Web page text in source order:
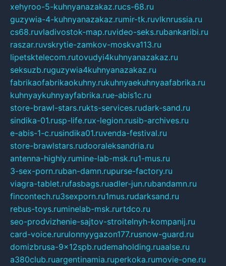
xehyroo-5-kuhnyanazakaz.rucs-68.ru
guzywia-4-kuhnyanazakaz.rumir-tk.ruvlknrussia.ru
cs68.ruvladivostok-map.ruvideo-seks.rubankaribi.ru
raszar.ruvskrytie-zamkov-moskva113.ru
lipetsktelecom.rutovudyi4kuhnyanazakaz.ru
seksuzb.ruguzywia4kuhnyanazakaz.ru
fabrikaofabrikaokuhny.rukuhnyaekuhnyaafabrika.ru
kuhnyaykuhnyayfabrika.rue-abis1c.ru
store-brawl-stars.rukts-services.rudark-sand.ru
sindika-01.rusp-life.rux-legion.rusib-archives.ru
e-abis-1-c.rusindika01.ruvenda-festival.ru
store-brawlstars.rudooraleksandria.ru
antenna-highly.rumine-lab-msk.ru1-mus.ru
3-sex-porn.ruban-damn.rupurse-factory.ru
viagra-tablet.rufasbags.ruadler-jun.rubandamn.ru
fincontech.ru3sexporn.ru1mus.rudarksand.ru
rebus-toys.ruminelab-msk.rurtdco.ru
seo-prodvizhenie-sajtov-stroitelnyh-kompanij.ru
card-voice.rurulonnyygazon177.rusnow-guard.ru
domizbrusa-9x12spb.rudemaholding.ruaalse.ru
a380club.ruargentinamia.ruperkoka.rumovie-one.ru